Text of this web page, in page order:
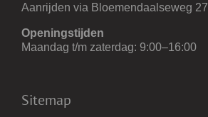
Aanrijden via Bloemendaalseweg 27
Openingstijden
Maandag t/m zaterdag: 9:00–16:00
Sitemap